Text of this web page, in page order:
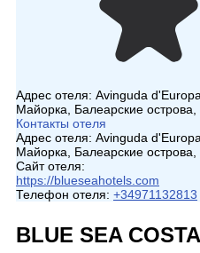
Адрес отеля: Avinguda
Майорка, Балеарские
Контакты отеля
Адрес отеля: Avinguda
Майорка, Балеарские
Сайт отеля:
https://blueseahotels.com
Телефон отеля: +34971132813
BLUE SEA